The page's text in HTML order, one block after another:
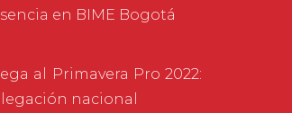
en BIME Bogotá
al Primavera Pro 2022:
nacional